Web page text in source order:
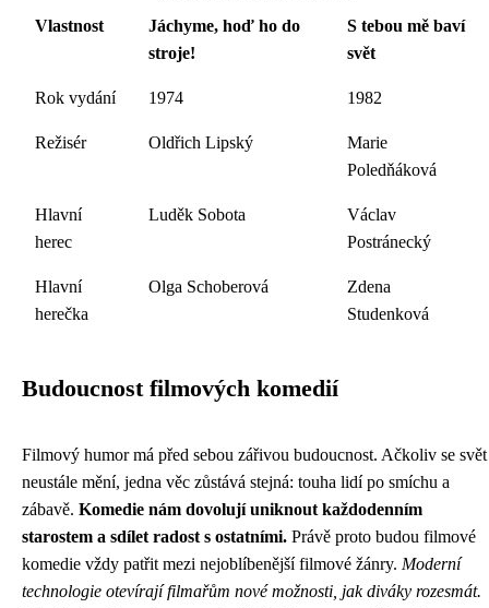
Vlastnost
Jáchyme, hoď ho do
stroje!
S tebou mě baví
svět
Rok vydání 1974 1982
Režisér Oldřich Lipský
Marie
Poledňáková
Hlavní
herec
Luděk Sobota
Václav
Postránecký
Hlavní
herečka
Olga Schoberová
Zdena
Studenková
Budoucnost filmových komedií
Filmový humor má před sebou zářivou budoucnost. Ačkoliv se svět
neustále mění, jedna věc zůstává stejná: touha lidí po smíchu a
zábavě. Komedie nám dovolují uniknout každodenním
starostem a sdílet radost s ostatními. Právě proto budou filmové
komedie vždy patřit mezi nejoblíbenější filmové žánry. Moderní
technologie otevírají filmařům nové možnosti, jak diváky rozesmát.